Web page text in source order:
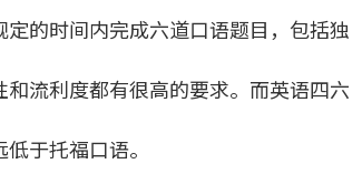
的时间内完成六道口语题目，包括独
流利度都有很高的要求。而英语四六
于托福口语。